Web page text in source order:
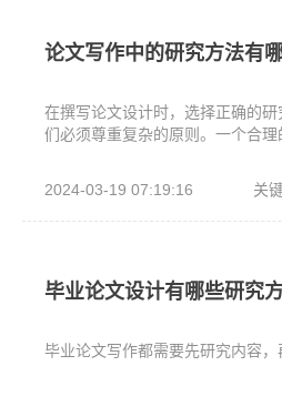
论文写作中的研究方法有哪
在撰写论文设计时，选择正确的
们必须尊重复杂的原则。一个合
2024-03-19 07:19:16 关
毕业论文设计有哪些研究方
毕业论文写作都需要先研究内容